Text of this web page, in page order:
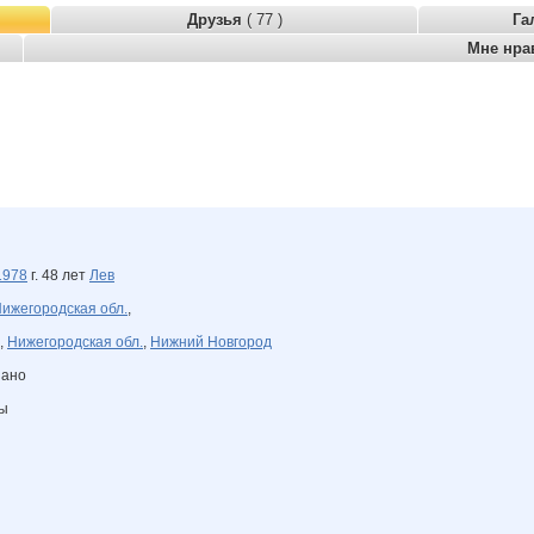
Друзья ( 77 )
Мне
г. 48 лет Лев
обл.,
, Нижегородская обл., Нижний Новгород